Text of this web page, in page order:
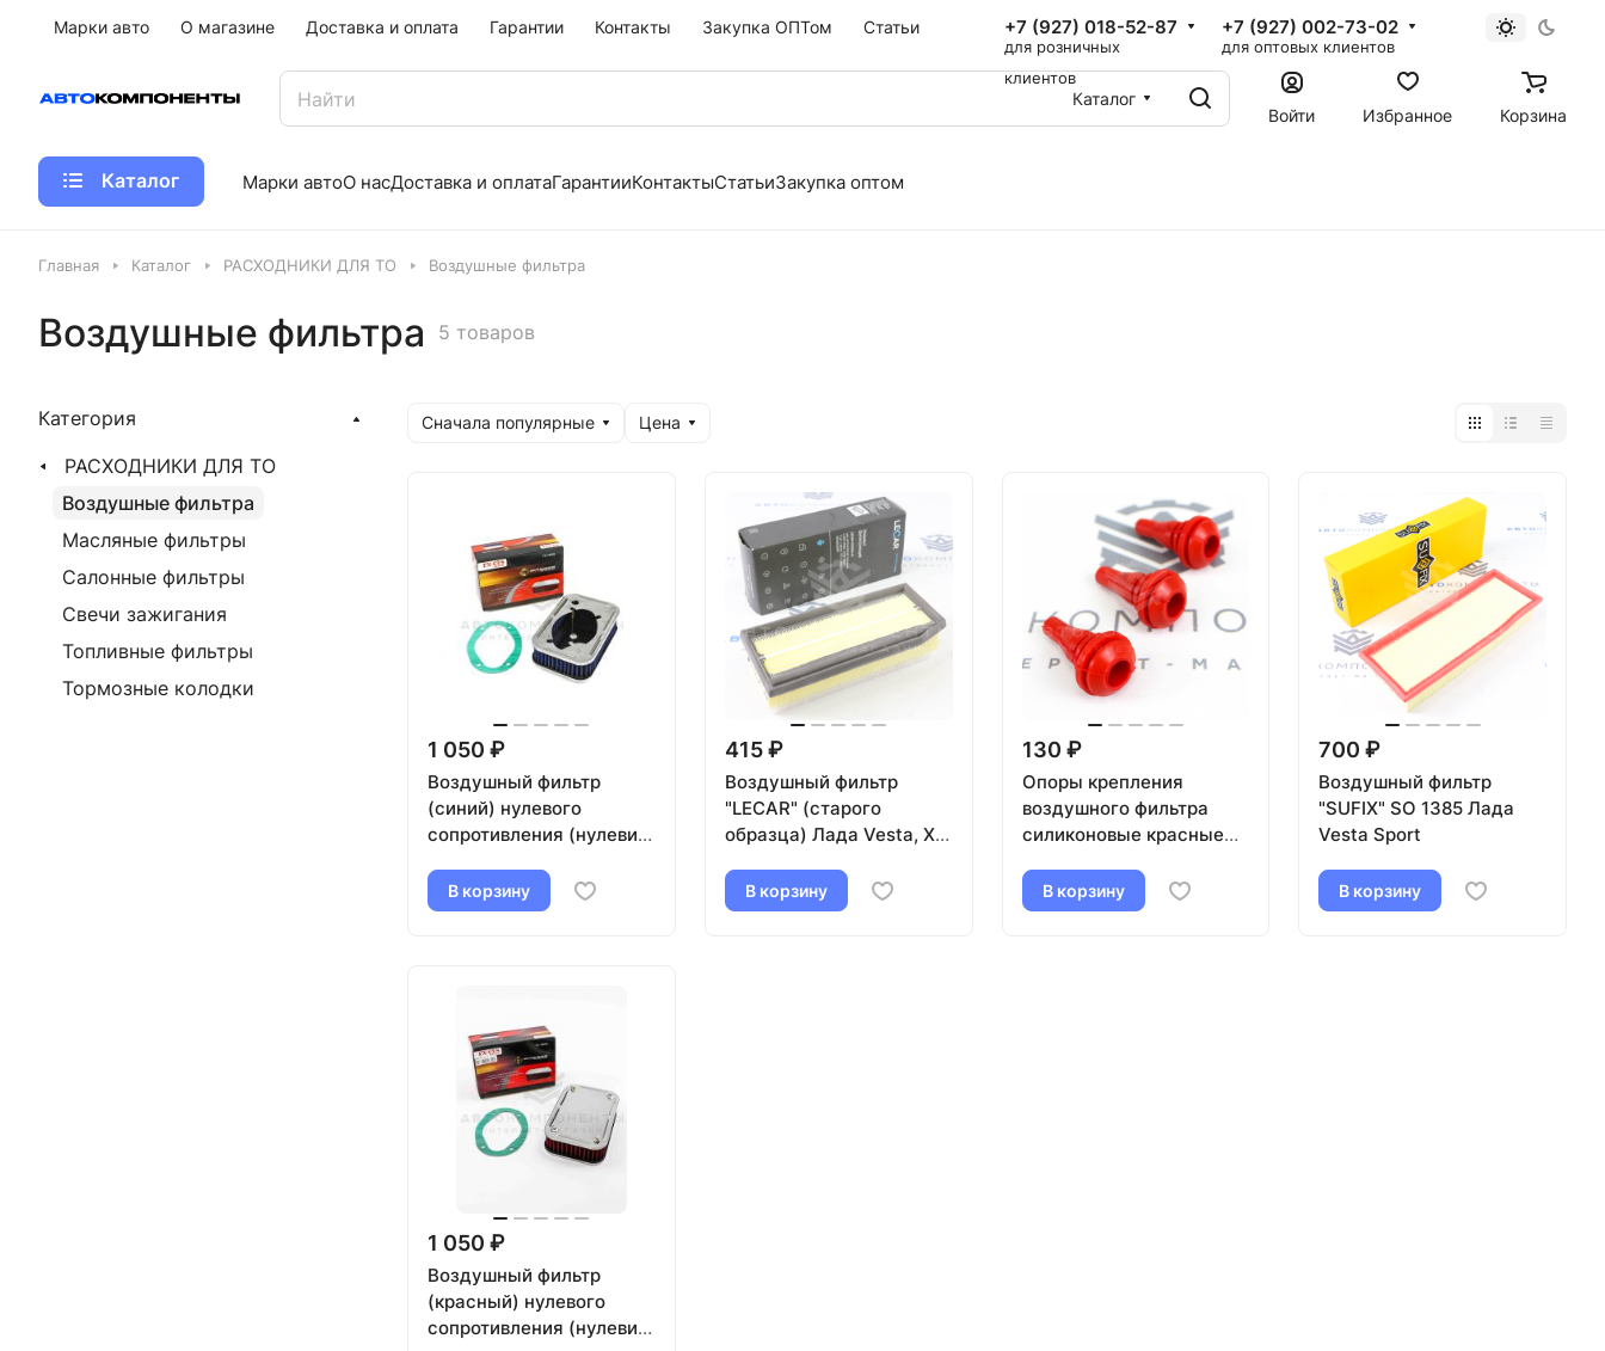
Марки авто О магазине Доставка и оплата Гарантии Контакты Закупка ОПТом Статьи +7 (927) 018-52-87
для розничных
клиентов
+7 (927) 002-73-02
для оптовых клиентов
Каталог
Войти
Избранное Корзина
Каталог Марки автоО насДоставка и оплатаГарантииКонтактыСтатьиЗакупка оптом
Главная Каталог РАСХОДНИКИ ДЛЯ ТО Воздушные фильтра
Воздушные фильтра 5 товаров
Сначала популярные Цена
1 050 ₽
Воздушный фильтр
(синий) нулевого
сопротивления (нулевик)
21099, 2110-2112, 2113-
2115, Нива 4х4
В корзину
415 ₽
Воздушный фильтр
"LECAR" (старого
образца) Лада Vesta, X-
В корзину
130 ₽
Опоры крепления
воздушного фильтра
силиконовые красные
В корзину
700 ₽
Воздушный фильтр
"SUFIX" SO 1385 Лада
Vesta Sport
В корзину
1 050 ₽
Воздушный фильтр
(красный) нулевого
сопротивления (нулевик)
Категория
РАСХОДНИКИ ДЛЯ ТО
Воздушные фильтра
Масляные фильтры
Салонные фильтры
Свечи зажигания
Топливные фильтры
Тормозные колодки